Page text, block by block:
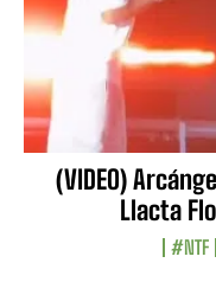
(VIDEO)
Llacta
#NTF